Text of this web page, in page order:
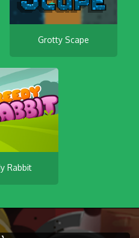
Grotty Scape
Rabbit